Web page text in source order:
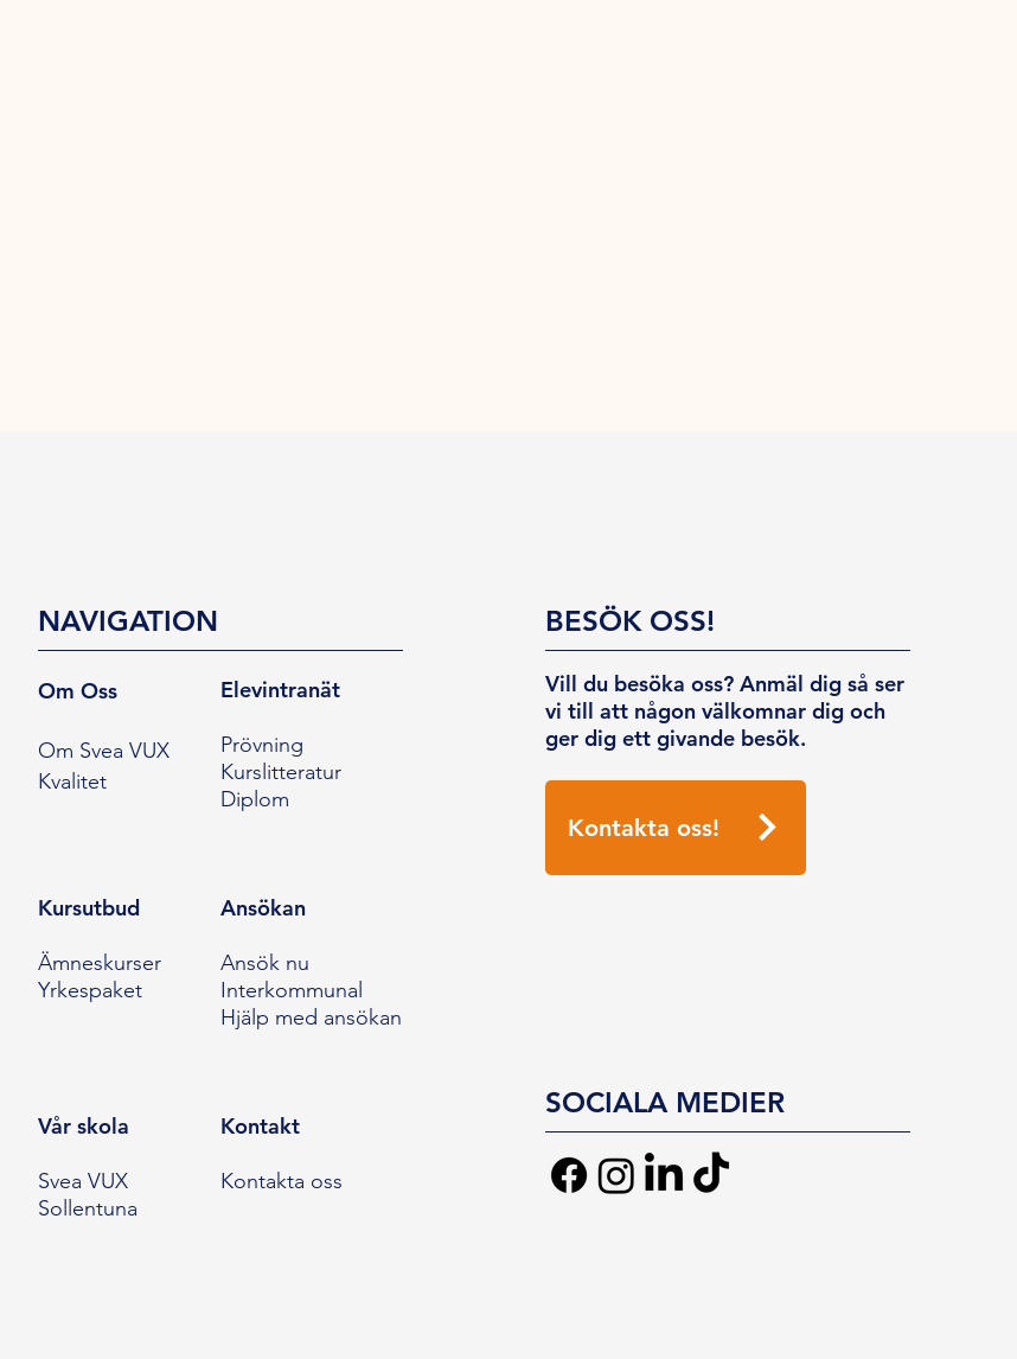
NAVIGATION
Om Oss
Om Svea VUX
Kvalitet
Elevintranät
Prövning
Kurslitteratur
Diplom
Kursutbud
Ämneskurser
Yrkespaket
Ansökan
Ansök nu
Interkommunal
Hjälp med ansökan
Vår skola
Svea VUX
Sollentuna
Kontakt
Kontakta oss
BESÖK OSS!
Vill du besöka oss? Anmäl dig så ser
vi till att någon välkomnar dig och
ger dig ett givande besök.
Kontakta oss!
SOCIALA MEDIER